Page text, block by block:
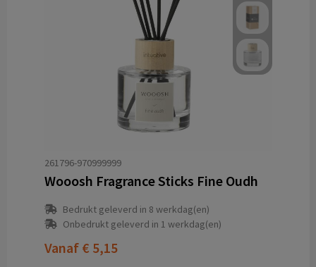
261796-970999999
Wooosh Fragrance Sticks Fine Oudh
Bedrukt geleverd in 8 werkdag(en)
Onbedrukt geleverd in 1 werkdag(en)
Vanaf € 5,15